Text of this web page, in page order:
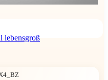
lebensgroß